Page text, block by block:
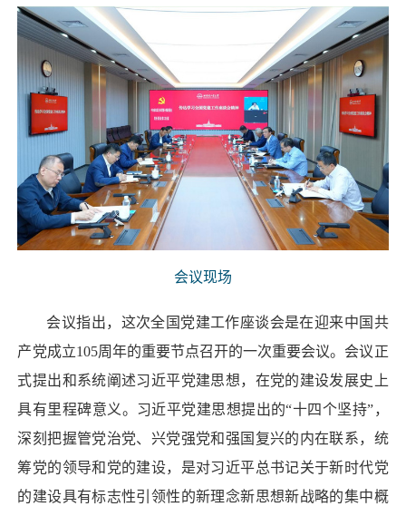
会议现场
会议指出，这次全国党建工作座谈会是在迎来中国共
产党成立105周年的重要节点召开的一次重要会议。会议正
式提出和系统阐述习近平党建思想，在党的建设发展史上
具有里程碑意义。习近平党建思想提出的“十四个坚持”，
深刻把握管党治党、兴党强党和强国复兴的内在联系，统
筹党的领导和党的建设，是对习近平总书记关于新时代党
的建设具有标志性引领性的新理念新思想新战略的集中概